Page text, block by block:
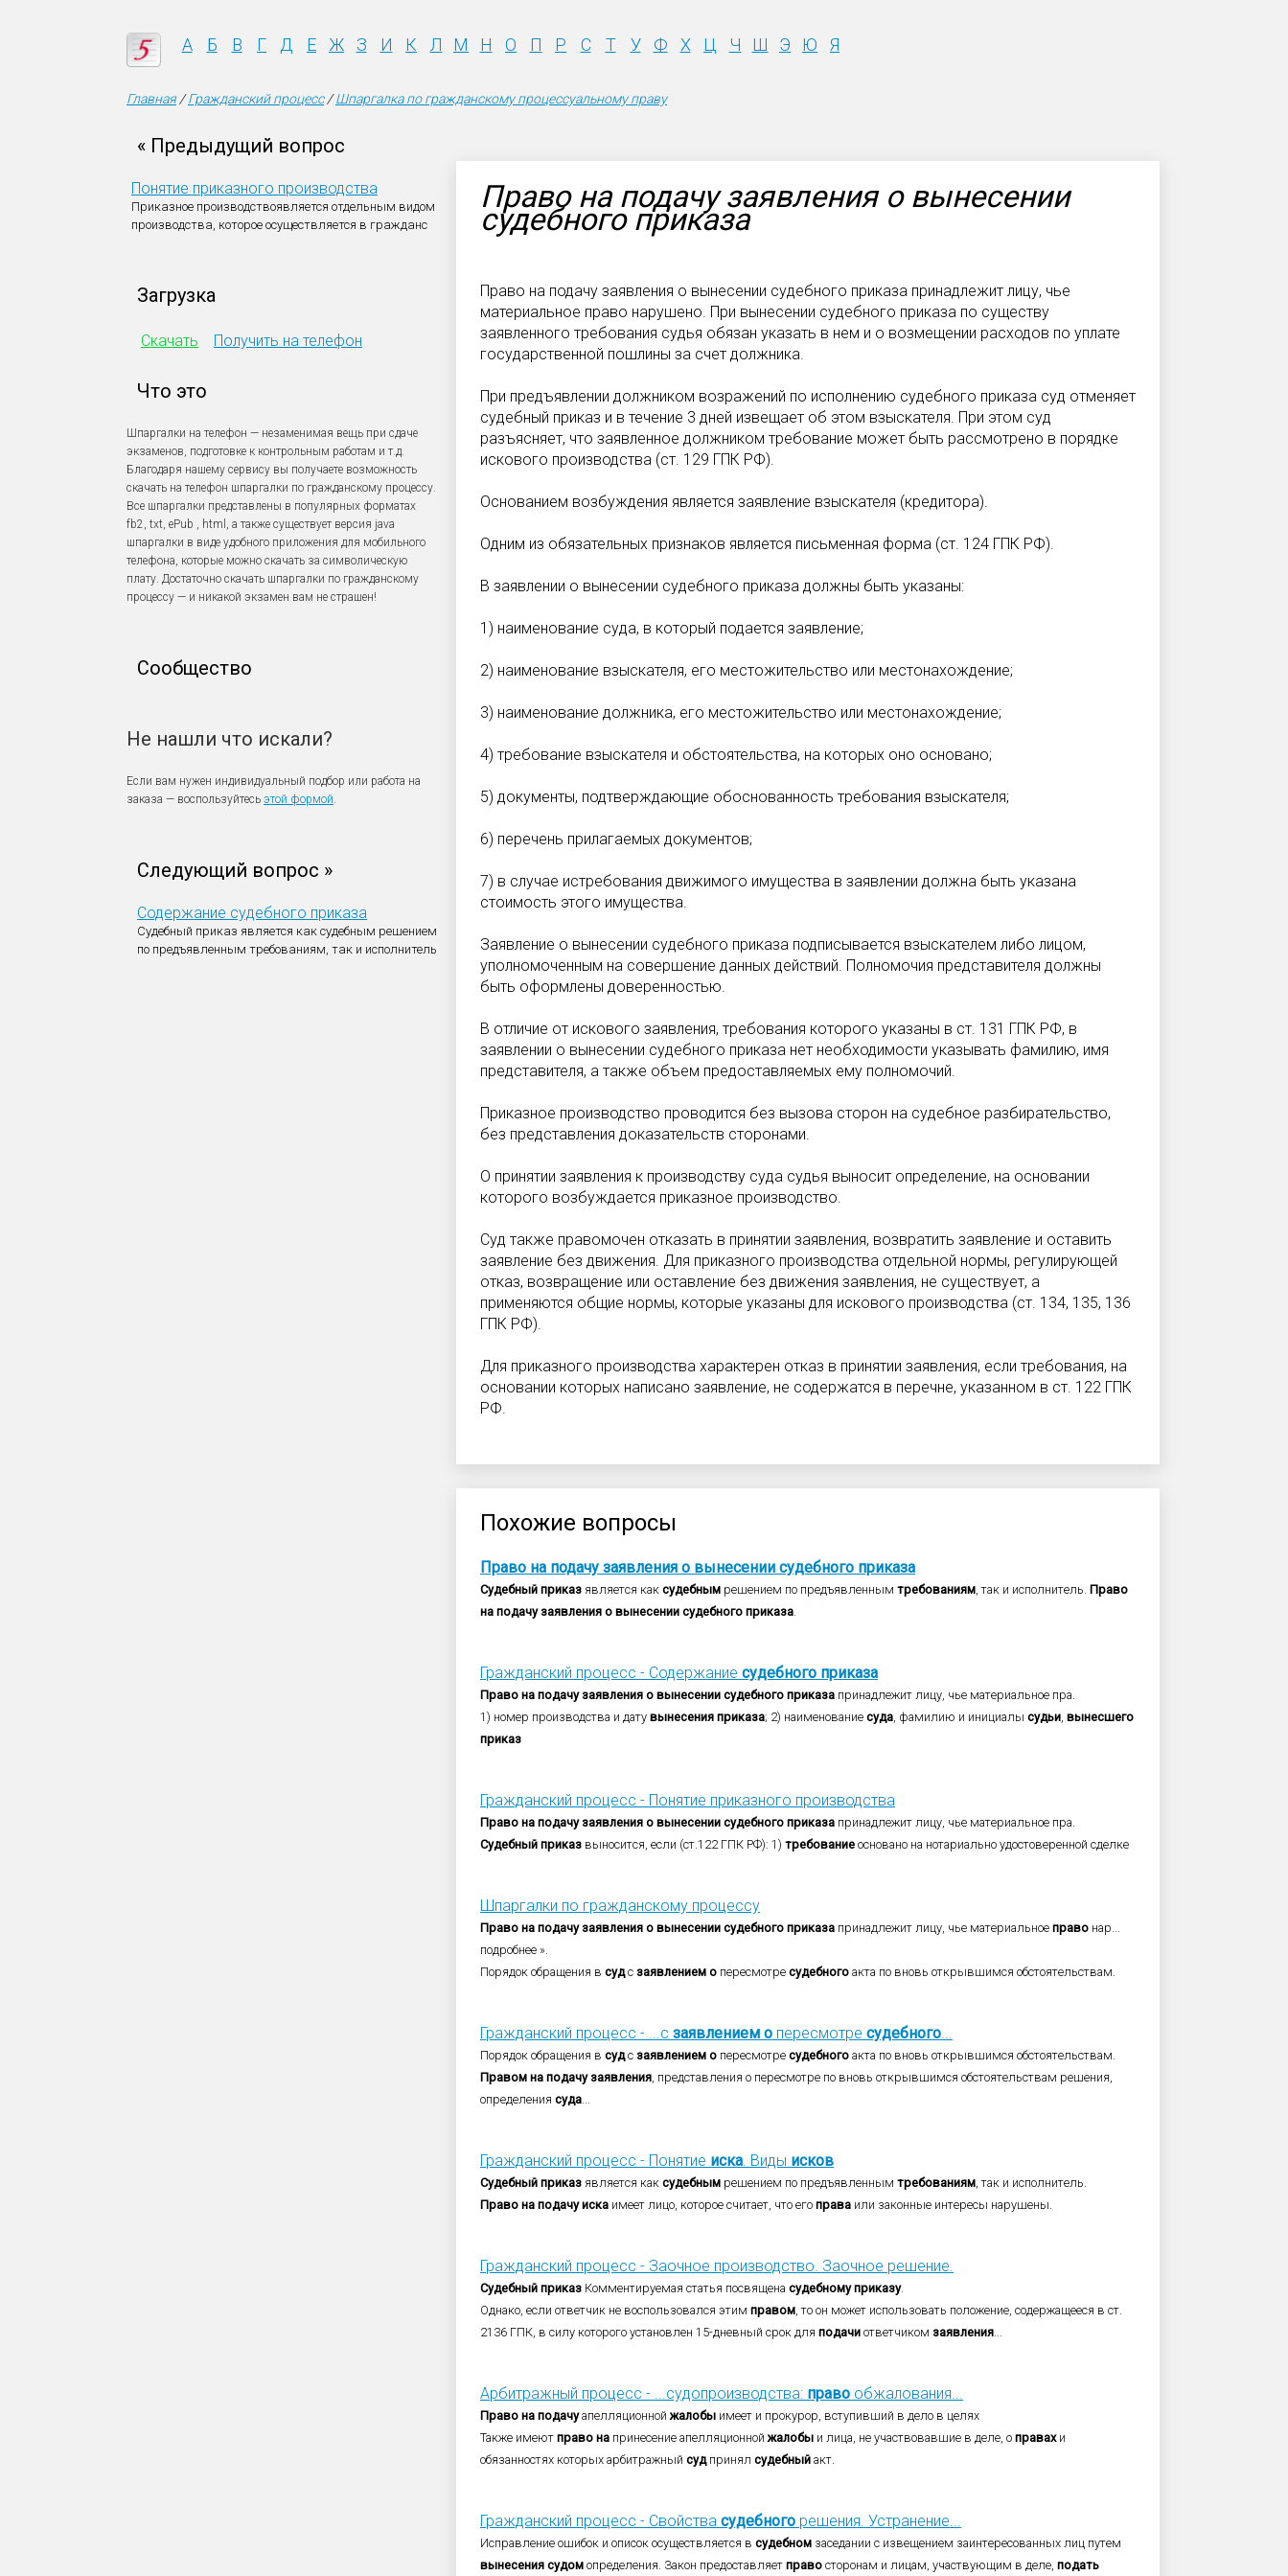
А Б В Г Д Е Ж З И К Л М Н О П Р С Т У Ф Х Ц Ч Ш Э Ю Я
Главная/Гражданский процесс/Шпаргалка по гражданскому процессуальному праву
« Предыдущий вопрос
Понятие приказного производства
Приказное производствоявляется отдельным видом
производства, которое осуществляется в гражданс
Загрузка
Скачать Получить на телефон
Что это
Шпаргалки на телефон — незаменимая вещь при сдаче
экзаменов, подготовке к контрольным работам и т.д.
Благодаря нашему сервису вы получаете возможность
скачать на телефон шпаргалки по гражданскому процессу.
Все шпаргалки представлены в популярных форматах
fb2, txt, ePub , html, а также существует версия java
шпаргалки в виде удобного приложения для мобильного
телефона, которые можно скачать за символическую
плату. Достаточно скачать шпаргалки по гражданскому
процессу — и никакой экзамен вам не страшен!
Сообщество
Не нашли что искали?
Если вам нужен индивидуальный подбор или работа на
заказа — воспользуйтесь этой формой.
Следующий вопрос »
Содержание судебного приказа
Судебный приказ является как судебным решением
по предъявленным требованиям, так и исполнитель
Право на подачу заявления о вынесении
судебного приказа
Право на подачу заявления о вынесении судебного приказа принадлежит лицу, чье
материальное право нарушено. При вынесении судебного приказа по существу
заявленного требования судья обязан указать в нем и о возмещении расходов по уплате
государственной пошлины за счет должника.
При предъявлении должником возражений по исполнению судебного приказа суд отменяет
судебный приказ и в течение 3 дней извещает об этом взыскателя. При этом суд
разъясняет, что заявленное должником требование может быть рассмотрено в порядке
искового производства (ст. 129 ГПК РФ).
Основанием возбуждения является заявление взыскателя (кредитора).
Одним из обязательных признаков является письменная форма (ст. 124 ГПК РФ).
В заявлении о вынесении судебного приказа должны быть указаны:
1) наименование суда, в который подается заявление;
2) наименование взыскателя, его местожительство или местонахождение;
3) наименование должника, его местожительство или местонахождение;
4) требование взыскателя и обстоятельства, на которых оно основано;
5) документы, подтверждающие обоснованность требования взыскателя;
6) перечень прилагаемых документов;
7) в случае истребования движимого имущества в заявлении должна быть указана
стоимость этого имущества.
Заявление о вынесении судебного приказа подписывается взыскателем либо лицом,
уполномоченным на совершение данных действий. Полномочия представителя должны
быть оформлены доверенностью.
В отличие от искового заявления, требования которого указаны в ст. 131 ГПК РФ, в
заявлении о вынесении судебного приказа нет необходимости указывать фамилию, имя
представителя, а также объем предоставляемых ему полномочий.
Приказное производство проводится без вызова сторон на судебное разбирательство,
без представления доказательств сторонами.
О принятии заявления к производству суда судья выносит определение, на основании
которого возбуждается приказное производство.
Суд также правомочен отказать в принятии заявления, возвратить заявление и оставить
заявление без движения. Для приказного производства отдельной нормы, регулирующей
отказ, возвращение или оставление без движения заявления, не существует, а
применяются общие нормы, которые указаны для искового производства (ст. 134, 135, 136
ГПК РФ).
Для приказного производства характерен отказ в принятии заявления, если требования, на
основании которых написано заявление, не содержатся в перечне, указанном в ст. 122 ГПК
РФ.
Похожие вопросы
Право на подачу заявления о вынесении судебного приказа
Судебный приказ является как судебным решением по предъявленным требованиям, так и исполнитель. Право
на подачу заявления о вынесении судебного приказа.
Гражданский процесс - Содержание судебного приказа
Право на подачу заявления о вынесении судебного приказа принадлежит лицу, чье материальное пра.
1) номер производства и дату вынесения приказа; 2) наименование суда, фамилию и инициалы судьи, вынесшего
приказ
Гражданский процесс - Понятие приказного производства
Право на подачу заявления о вынесении судебного приказа принадлежит лицу, чье материальное пра.
Судебный приказ выносится, если (ст.122 ГПК РФ): 1) требование основано на нотариально удостоверенной сделке
Шпаргалки по гражданскому процессу
Право на подачу заявления о вынесении судебного приказа принадлежит лицу, чье материальное право нар...
подробнее ».
Порядок обращения в судс заявлением о пересмотре судебного акта по вновь открывшимся обстоятельствам.
Гражданский процесс - ...с заявлением о пересмотре судебного...
Порядок обращения в судс заявлением о пересмотре судебного акта по вновь открывшимся обстоятельствам.
Правом на подачу заявления, представления о пересмотре по вновь открывшимся обстоятельствам решения,
определения суда...
Гражданский процесс - Понятие иска. Виды исков
Судебный приказ является как судебным решением по предъявленным требованиям, так и исполнитель.
Право на подачу иска имеет лицо, которое считает, что его права или законные интересы нарушены.
Гражданский процесс - Заочное производство. Заочное решение.
Судебный приказ Комментируемая статья посвящена судебному приказу.
Однако, если ответчик не воспользовался этим правом, то он может использовать положение, содержащееся в ст.
2136 ГПК, в силу которого установлен 15-дневный срок для подачи ответчиком заявления...
Арбитражный процесс - ...судопроизводства: право обжалования...
Право на подачуапелляционнойжалобы имеет и прокурор, вступивший в дело в целях
Также имеют право на принесение апелляционнойжалобы и лица, не участвовавшие в деле, о правахи
обязанностях которых арбитражный судпринял судебный акт.
Гражданский процесс - Свойства судебного решения. Устранение...
Исправление ошибок и описок осуществляется в судебном заседании с извещением заинтересованных лиц путем
вынесения судом определения. Закон предоставляет право сторонам и лицам, участвующим в деле, подать